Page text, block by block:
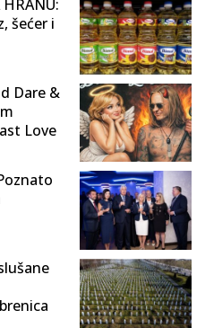
HRANU:
šećer i
Dare &
Love